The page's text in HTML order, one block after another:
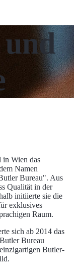
und
in Wien das
Namen
Bureau". Aus
Qualität in der
initiierte sie die
exklusives
Raum.
sich ab 2014 das
Bureau
Butler-